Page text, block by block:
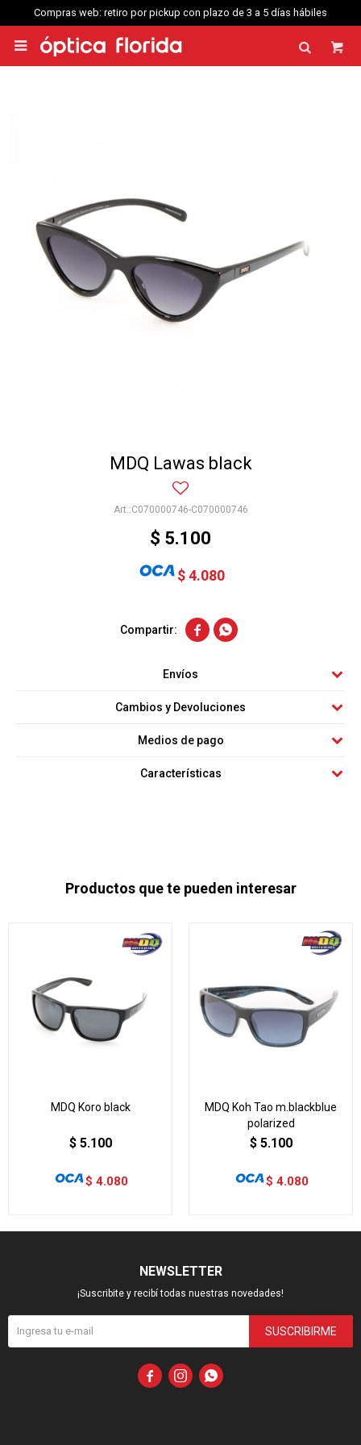
Compras web: retiro por pickup con plazo de 3 a 5 días hábiles

MDQ Lawas black
C070000746-C070000746
$ 5.100
$ 4.080
 
Envíos
Cambios y Devoluciones
Medios de pago
Características
Productos que te pueden interesar
MDQ Koro black
$ 5.100
$ 4.080
MDQ Koh Tao m.blackblue
polarized
$ 5.100
$ 4.080
NEWSLETTER
¡Suscribite y recibí todas nuestras novedades!
SUSCRIBIRME
  